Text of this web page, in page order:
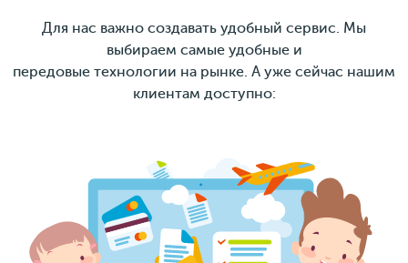
Для нас важно создавать удобный сервис. Мы
выбираем самые удобные и
передовые технологии на рынке. А уже сейчас нашим
клиентам доступно: